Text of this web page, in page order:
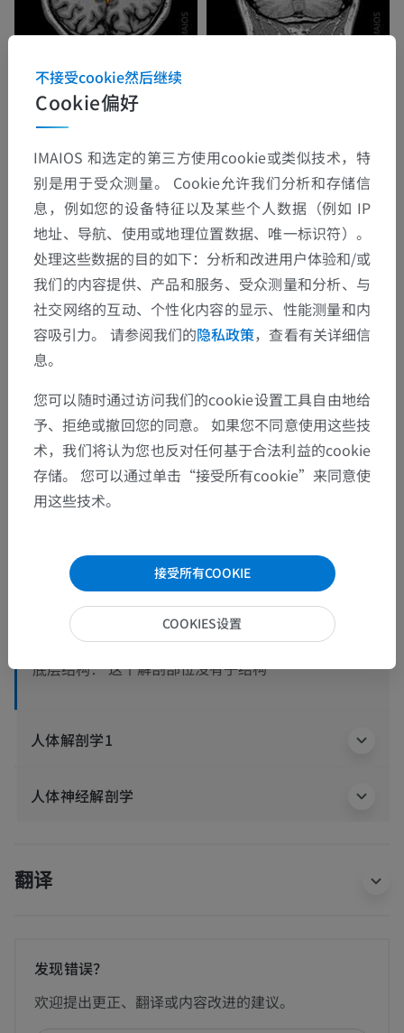
解剖层次
人体解剖学2
整合系统> 神经系统> 中枢神经系统>
> > 叶间沟>
底层结构：这个解剖部位没有子结构
人体解剖学1
人体神经解剖学
翻译
发现错误？
欢迎提出更正、翻译或内容改进的建议。
Cookie偏好
不接受cookie然后继续
IMAIOS 和选定的第三方使用cookie或类似技术，特
别是用于受众测量。 Cookie允许我们分析和存储信
息，例如您的设备特征以及某些个人数据（例如 IP
地址、导航、使用或地理位置数据、唯一标识符）。
处理这些数据的目的如下：分析和改进用户体验和/或
我们的内容提供、产品和服务、受众测量和分析、与
社交网络的互动、个性化内容的显示、性能测量和内
容吸引力。 请参阅我们的隐私政策，查看有关详细信
息。
您可以随时通过访问我们的cookie设置工具自由地给
予、拒绝或撤回您的同意。 如果您不同意使用这些技
术，我们将认为您也反对任何基于合法利益的cookie
存储。 您可以通过单击“接受所有cookie”来同意使
用这些技术。
接受所有COOKIE
COOKIES设置